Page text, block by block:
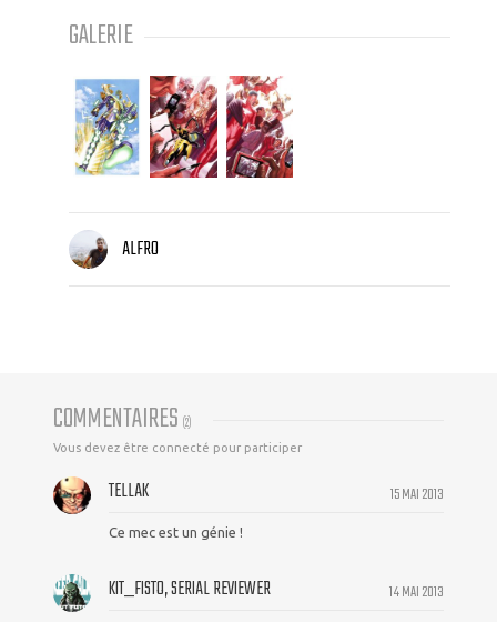
GALERIE
ALFRO
COMMENTAIRES (2)
Vous devez être connecté pour participer
15 MAI 2013
TELLAK
Ce mec est un génie !
14 MAI 2013
KIT_FISTO, SERIAL REVIEWER